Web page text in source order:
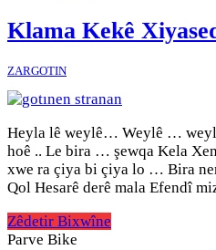
Klama Kekê
ZARGOTIN
Heyla lê weylê… Weylê …
hoê .. Le bira … şewqa Kela
xwe ra çiya bi çiya lo … Bira
Qol Hesarê derê mala Efendî
Zêdetir Bixwîne
Parve Bike